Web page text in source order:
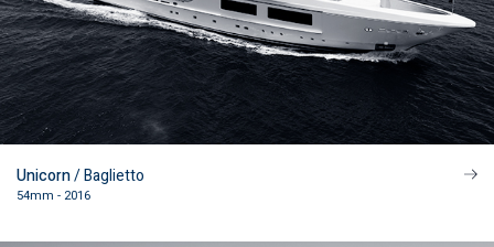
Unicorn/ Baglietto
54mm - 2016